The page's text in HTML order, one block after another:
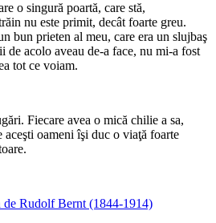
o singură poartă, care stă,
nu este primit, decât foarte greu.
bun prieten al meu, care era un slujbaş
de acolo aveau de-a face, nu mi-a fost
tot ce voiam.
Fiecare avea o mică chilie a sa,
oameni îşi duc o viaţă foarte